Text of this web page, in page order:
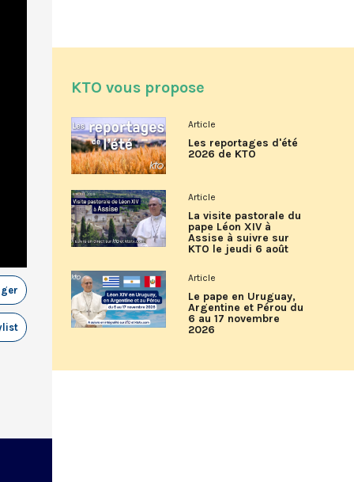
KTO vous propose
Article
Les reportages d'été
2026 de KTO
Article
La visite pastorale du
pape Léon XIV à
Assise à suivre sur
KTO le jeudi 6 août
Article
Le pape en Uruguay,
Argentine et Pérou du
6 au 17 novembre
2026